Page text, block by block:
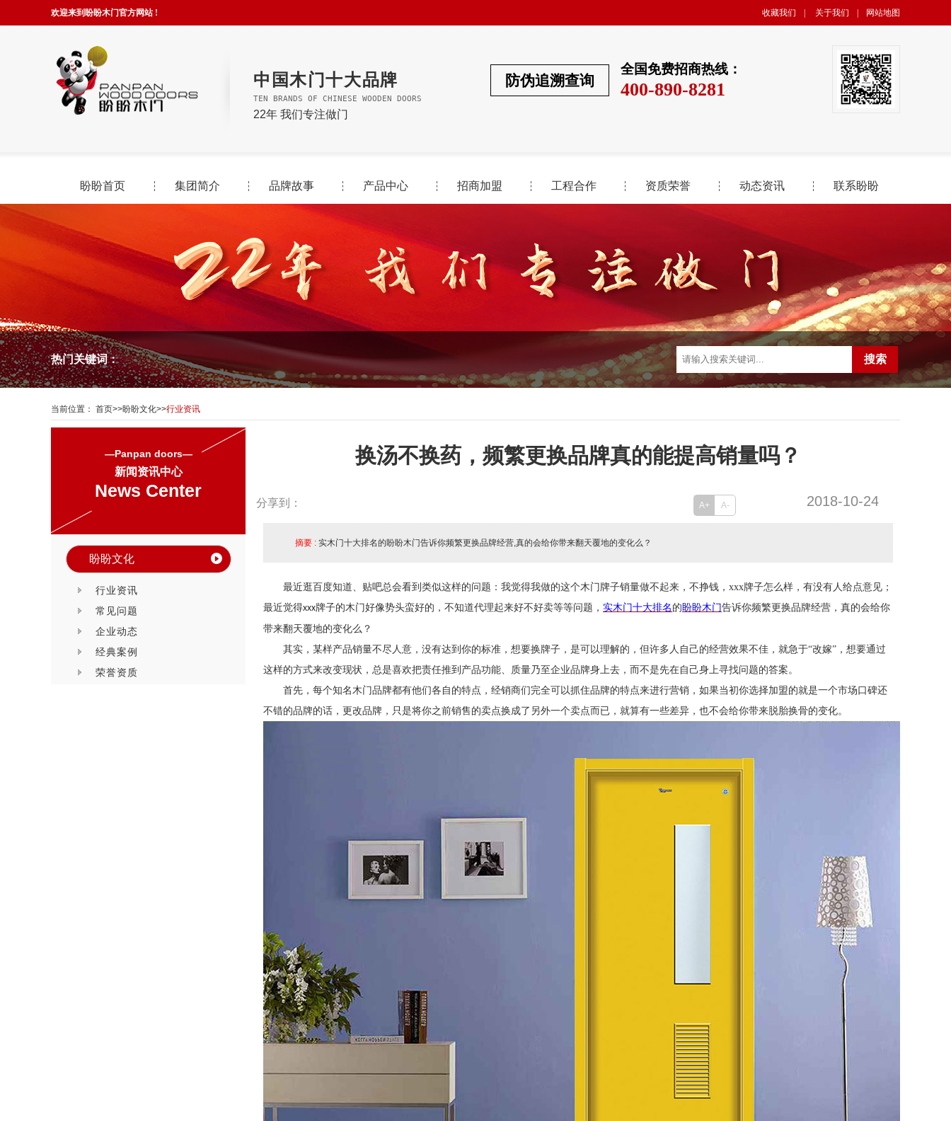
欢迎来到盼盼木门官方网站 ! 收藏我们 关于我们 网站地图
中国木门十大品牌
TEN BRANDS OF CHINESE WOODEN DOORS
22年 我们专注做门
全国免费招商热线：
400-890-8281
防伪追溯查询
盼盼首页 集团简介 品牌故事 产品中心 招商加盟 工程合作 资质荣誉 动态资讯 联系盼盼
热门关键词：
当前位置： 首页>>盼盼文化>>行业资讯
—Panpan doors—
新闻资讯中心
News Center
盼盼文化
行业资讯
常见问题
企业动态
经典案例
荣誉资质
换汤不换药，频繁更换品牌真的能提高销量吗？
分享到： 2018-10-24
A+ A-
摘要 : 实木门十大排名的盼盼木门告诉你频繁更换品牌经营,真的会给你带来翻天覆地的变化么？
最近逛百度知道、贴吧总会看到类似这样的问题：我觉得我做的这个木门牌子销量做不起来，不挣钱， xxx牌子怎么样，有没有人给点意见；
最近觉得xxx牌子的木门好像势头蛮好的，不知道代理起来好不好卖等等问题， 实木门十大排名 的盼盼木门告诉你频繁更换品牌经营，真的会给你
带来翻天覆地的变化么？
其实，某样产品销量不尽人意，没有达到你的标准，想要换牌子，是可以理解的，但许多人自己的经营效果不佳，就急于“改嫁”，想要通过
这样的方式来改变现状，总是喜欢把责任推到产品功能、质量乃至企业品牌身上去，而不是先在自己身上寻找问题的答案。
首先，每个知名木门品牌都有他们各自的特点，经销商们完全可以抓住品牌的特点来进行营销，如果当初你选择加盟的就是一个市场口碑还
不错的品牌的话，更改品牌，只是将你之前销售的卖点换成了另外一个卖点而已，就算有一些差异，也不会给你带来脱胎换骨的变化。